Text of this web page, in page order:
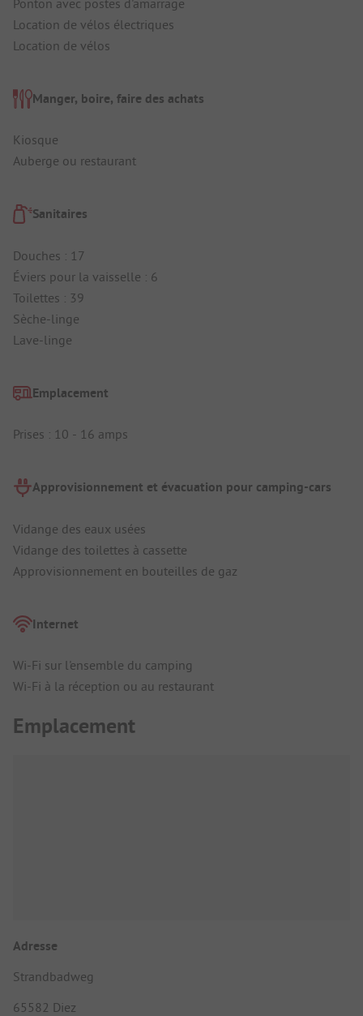
Location de vélos électriques
Location de vélos
Manger, boire, faire des achats
Kiosque
Auberge ou restaurant
Sanitaires
Douches : 17
Éviers pour la vaisselle : 6
Toilettes : 39
Sèche-linge
Lave-linge
Emplacement
Prises : 10 - 16 amps
Approvisionnement et évacuation pour camping-cars
Vidange des eaux usées
Vidange des toilettes à cassette
Approvisionnement en bouteilles de gaz
Internet
Wi-Fi sur l'ensemble du camping
Wi-Fi à la réception ou au restaurant
Emplacement
Adresse
Strandbadweg
65582 Diez